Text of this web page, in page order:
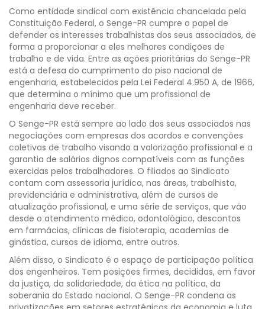
Como entidade sindical com existência chancelada pela
Constituição Federal, o Senge-PR cumpre o papel de
defender os interesses trabalhistas dos seus associados, de
forma a proporcionar a eles melhores condições de
trabalho e de vida. Entre as ações prioritárias do Senge-PR
está a defesa do cumprimento do piso nacional de
engenharia, estabelecidos pela Lei Federal 4.950 A, de 1966,
que determina o mínimo que um profissional de
engenharia deve receber.
O Senge-PR está sempre ao lado dos seus associados nas
negociações com empresas dos acordos e convenções
coletivas de trabalho visando a valorização profissional e a
garantia de salários dignos compatíveis com as funções
exercidas pelos trabalhadores. O filiados ao Sindicato
contam com assessoria jurídica, nas áreas, trabalhista,
previdenciária e administrativa, além de cursos de
atualização profissional, e uma série de serviços, que vão
desde o atendimento médico, odontológico, descontos
em farmácias, clínicas de fisioterapia, academias de
ginástica, cursos de idioma, entre outros.
Além disso, o Sindicato é o espaço de participação política
dos engenheiros. Tem posições firmes, decididas, em favor
da justiça, da solidariedade, da ética na política, da
soberania do Estado nacional. O Senge-PR condena as